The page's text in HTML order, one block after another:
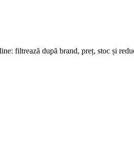
filtrează după brand, preț, stoc și